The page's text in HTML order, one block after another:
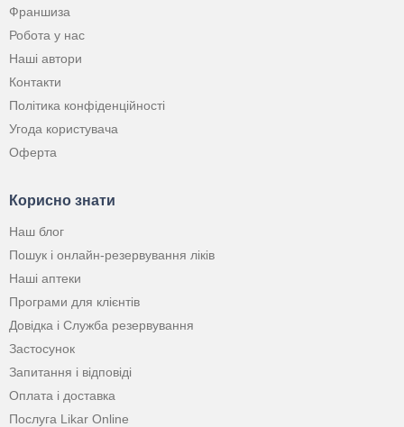
Франшиза
Робота у нас
Наші автори
Контакти
Політика конфіденційності
Угода користувача
Оферта
Корисно знати
Наш блог
Пошук і онлайн-резервування ліків
Наші аптеки
Програми для клієнтів
Довідка і Служба резервування
Застосунок
Запитання і відповіді
Оплата і доставка
Послуга Likar Online